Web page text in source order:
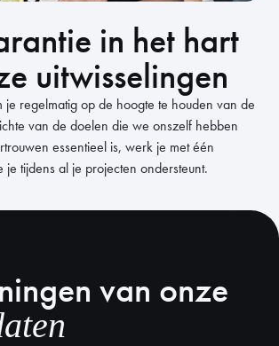
in het hart
uitwisselingen
je regelmatig op de hoogte te houden van de
van de doelen die we onszelf hebben
essentieel is, werk je met één
je tijdens al je projecten ondersteunt.
van onze